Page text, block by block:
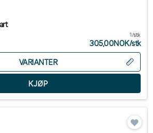
1/stk
305,00NOK/stk
VARIANTER